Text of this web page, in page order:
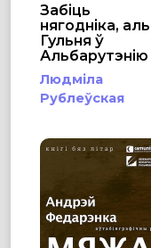
Забіць
нягодніка,
Гульня ў
Альбарутэнію
Людміла
Рублеўская